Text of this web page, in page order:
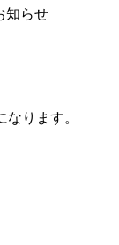
知らせ
ります。